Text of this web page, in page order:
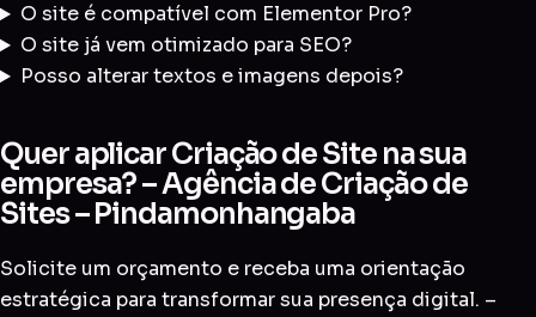
O site é compatível com Elementor Pro?
O site já vem otimizado para SEO?
Posso alterar textos e imagens depois?
Quer aplicar Criação de Site na sua
empresa? – Agência de Criação de
Sites – Pindamonhangaba
Solicite um orçamento e receba uma orientação
estratégica para transformar sua presença digital. –